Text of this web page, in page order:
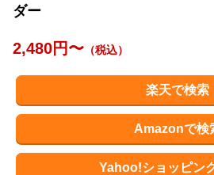
ダー
2,480円〜 （税込）
楽天で検索
Amazonで検
Yahoo!ショッピン